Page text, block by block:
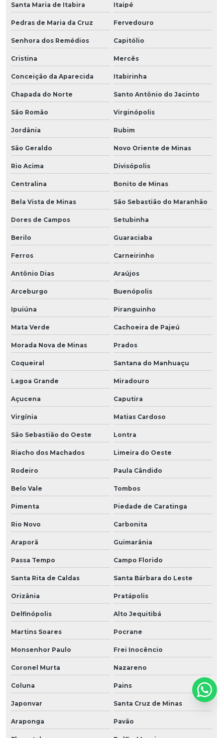
Santa Maria de Itabira Itaipé
Pedras de Maria da Cruz Fervedouro
Senhora dos Remédios Capitólio
Cristina Mercês
Conceição da Aparecida Itabirinha
Chapada do Norte Santo Antônio do Jacinto
São Romão Virginópolis
Jordânia Rubim
São Geraldo Novo Oriente de Minas
Rio Acima Divisópolis
Centralina Bonito de Minas
Bela Vista de Minas São Sebastião do Maranhão
Dores de Campos Setubinha
Berilo Guaraciaba
Ferros Carneirinho
Antônio Dias Araújos
Arceburgo Buenópolis
Ipuiúna Piranguinho
Mata Verde Cachoeira de Pajeú
Morada Nova de Minas Prados
Coqueiral Santana do Manhuaçu
Lagoa Grande Miradouro
Açucena Caputira
Virgínia Matias Cardoso
São Sebastião do Oeste Lontra
Riacho dos Machados Limeira do Oeste
Rodeiro Paula Cândido
Belo Vale Tombos
Pimenta Piedade de Caratinga
Rio Novo Carbonita
Araporã Guimarânia
Passa Tempo Campo Florido
Santa Rita de Caldas Santa Bárbara do Leste
Orizânia Pratápolis
Delfinópolis Alto Jequitibá
Martins Soares Pocrane
Monsenhor Paulo Frei Inocêncio
Coronel Murta Nazareno
Coluna Pains
Japonvar Santa Cruz de Minas
Araponga Pavão